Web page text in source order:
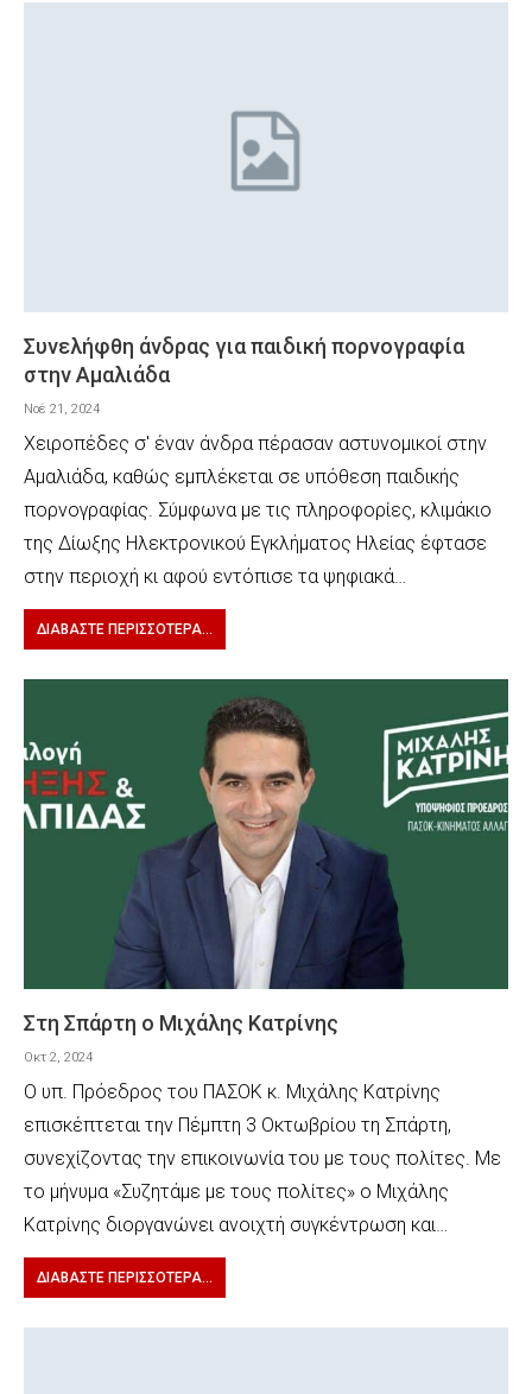
Συνελήφθη άνδρας για παιδική πορνογραφία
στην Αμαλιάδα
Νοέ 21, 2024
Χειροπέδες σ' έναν άνδρα πέρασαν αστυνομικοί στην
Αμαλιάδα, καθώς εμπλέκεται σε υπόθεση παιδικής
πορνογραφίας. Σύμφωνα με τις πληροφορίες, κλιμάκιο
της Δίωξης Ηλεκτρονικού Εγκλήματος Ηλείας έφτασε
στην περιοχή κι αφού εντόπισε τα ψηφιακά…
ΔΙΑΒΆΣΤΕ ΠΕΡΙΣΣΌΤΕΡΑ...
Στη Σπάρτη ο Μιχάλης Κατρίνης
Οκτ 2, 2024
Ο υπ. Πρόεδρος του ΠΑΣΟΚ κ. Μιχάλης Κατρίνης
επισκέπτεται την Πέμπτη 3 Οκτωβρίου τη Σπάρτη,
συνεχίζοντας την επικοινωνία του με τους πολίτες. Με
το μήνυμα «Συζητάμε με τους πολίτες» ο Μιχάλης
Κατρίνης διοργανώνει ανοιχτή συγκέντρωση και…
ΔΙΑΒΆΣΤΕ ΠΕΡΙΣΣΌΤΕΡΑ...